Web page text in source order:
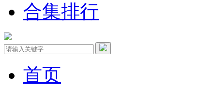
合集排行
首页